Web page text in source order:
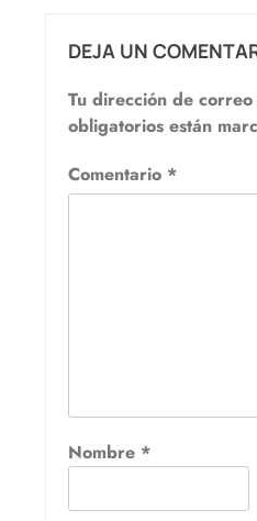
DEJA UN
Tu dirección de
obligatorios están
Comentario *
Nombre *